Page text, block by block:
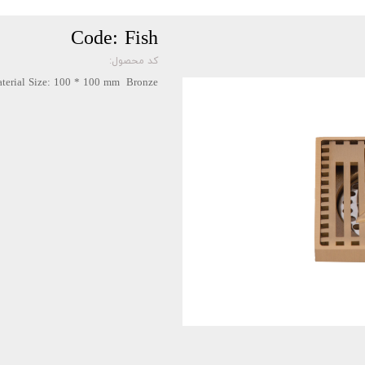
Code: Fish
کد محصول:
Size: 100 * 100 mm Bronze